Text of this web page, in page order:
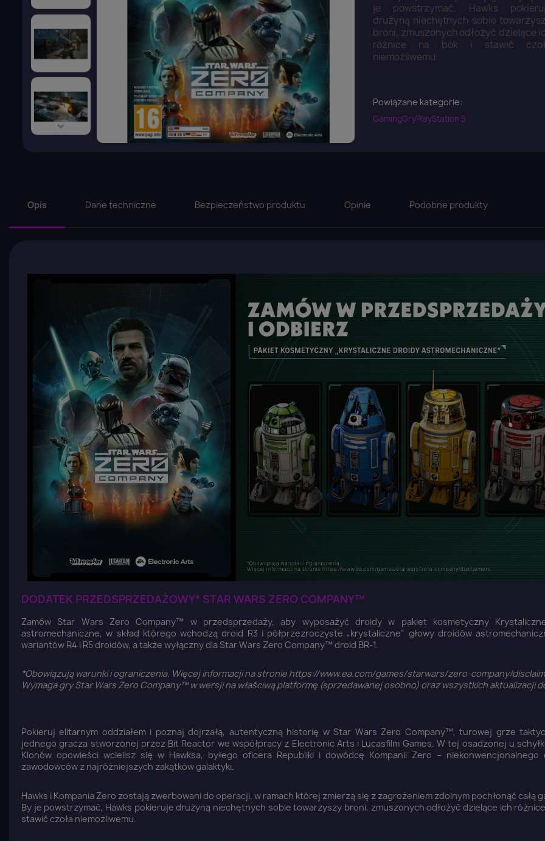
je powstrzymać, Hawks
drużyną niechętnych sobie
broni, zmuszonych odłożyć dzielące
różnice na bok i stawić
niemożliwemu.
Powiązane kategorie:
GamingGryPlayStation 5
Opis Dane techniczne Bezpieczeństwo produktu Opinie Podobne produkty
DODATEK PRZEDSPRZEDAŻOWY* STAR WARS ZERO COMPANY™
Zamów Star Wars Zero Company™ w przedsprzedaży, aby wyposażyć droidy w pakiet kosmetyczny
astromechaniczne, w skład którego wchodzą droid R3 i półprzezroczyste „krystaliczne” głowy droidów
wariantów R4 i R5 droidów, a także wyłączny dla Star Wars Zero Company™ droid BR-1.
*Obowiązują warunki i ograniczenia. Więcej informacji na stronie https://www.ea.com/games/starwars/zero-company/
Wymaga gry Star Wars Zero Company™ w wersji na właściwą platformę (sprzedawanej osobno) oraz wszystkich aktualizacji
Pokieruj elitarnym oddziałem i poznaj dojrzałą, autentyczną historię w Star Wars Zero Company™, turowej grze
jednego gracza stworzonej przez Bit Reactor we współpracy z Electronic Arts i Lucasfilm Games. W tej osadzonej u
Klonów opowieści wcielisz się w Hawksa, byłego oficera Republiki i dowódcę Kompanii Zero – niekonwencjonalnego
zawodowców z najróżniejszych zakątków galaktyki.
Hawks i Kompania Zero zostają zwerbowani do operacji, w ramach której zmierzą się z zagrożeniem zdolnym pochłonąć całą
By je powstrzymać, Hawks pokieruje drużyną niechętnych sobie towarzyszy broni, zmuszonych odłożyć dzielące ich
stawić czoła niemożliwemu.